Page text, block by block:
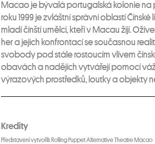
Macao je bývalá portugalská kolonie na
roku 1999 je zvláštní správní oblastí
mladí čínští umělci, kteří v Macau žijí.
her a jejich konfrontací se současnou
svobody pod stále rostoucím vlivem
obavách a nadějích vytvářejí pomocí
výrazových prostředků, loutky a objekty
Kredity
Představení vytvořili: Rolling Puppet Alternative Theatre Macao